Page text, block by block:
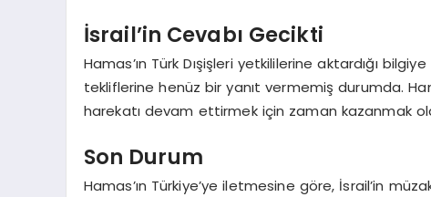
İsrail’in Cevabı Gecikti
Hamas’ın Türk Dışişleri yetkililerine aktardığı
tekliflerine henüz bir yanıt vermemiş durumda.
harekatı devam ettirmek için zaman kazanmak
Son Durum
Hamas’ın Türkiye’ye iletmesine göre, İsrail’in